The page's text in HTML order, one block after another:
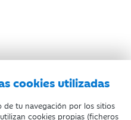
cookies utilizadas
de tu navegación por los sitios
cookies propias (ficheros